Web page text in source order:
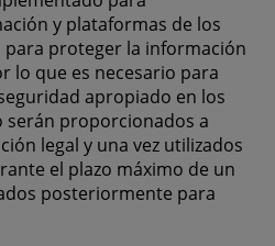
y plataformas de los
proteger la información
lo que es necesario para
apropiado en los
serán proporcionados a
legal y una vez utilizados
el plazo máximo de un
posteriormente para